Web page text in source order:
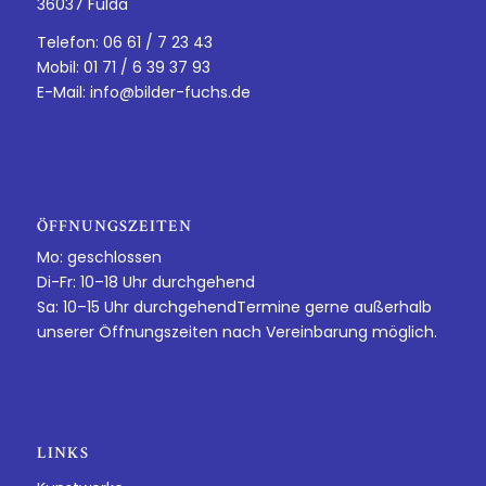
36037 Fulda
Telefon: 06 61 / 7 23 43
Mobil: 01 71 / 6 39 37 93
E-Mail: info@bilder-fuchs.de
ÖFFNUNGSZEITEN
Mo: geschlossen
Di-Fr: 10–18 Uhr durchgehend
Sa: 10–15 Uhr durchgehendTermine gerne außerhalb
unserer Öffnungszeiten nach Vereinbarung möglich.
LINKS